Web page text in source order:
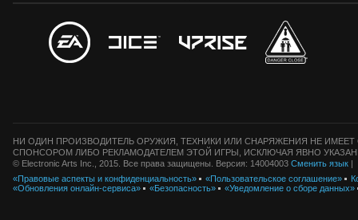
НИ ОДИН ПРОИЗВОДИТЕЛЬ ОРУЖИЯ, ТЕХНИКИ ИЛИ СНАРЯЖЕНИЯ НЕ
СПОНСОРОМ ЛИБО РЕКЛАМОДАТЕЛЕМ ЭТОЙ ИГРЫ, ИСКЛЮЧАЯ ЯВНО
© Electronic Arts Inc., 2015. Все права защищены. Версия: 14004003 Сменить язык |
«Правовые аспекты и конфиденциальность»
«Пользовательское соглашение»
«Обновления онлайн-сервиса»
«Безопасность» «Уведомление о сборе данных»